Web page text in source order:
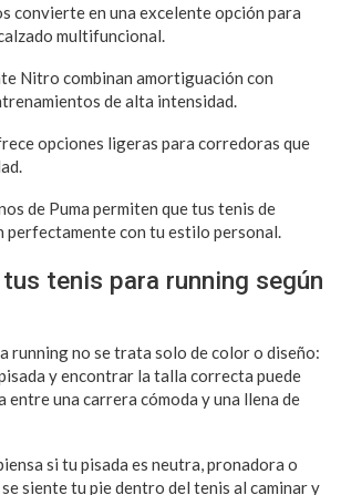
convierte en una excelente opción para
multifuncional.
Nitro combinan amortiguación con
de alta intensidad.
opciones ligeras para corredoras que
de Puma permiten que tus tenis de
perfectamente con tu estilo personal.
tenis para running según
running no se trata solo de color o diseño:
y encontrar la talla correcta puede
entre una carrera cómoda y una llena de
si tu pisada es neutra, pronadora o
siente tu pie dentro del tenis al caminar y